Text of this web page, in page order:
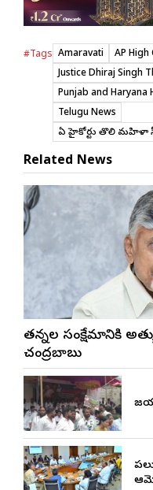
#Tags Amaravati AP High
Justice Dhiraj Singh
Punjab and Haryana
Telugu News
ఏపీ హైకోర్టు తొలి మహిళా
Related News
నేతన్నల సంక్షేమానికి
చంద్రబాబు